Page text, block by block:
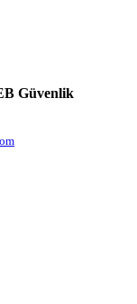
Güvenlik